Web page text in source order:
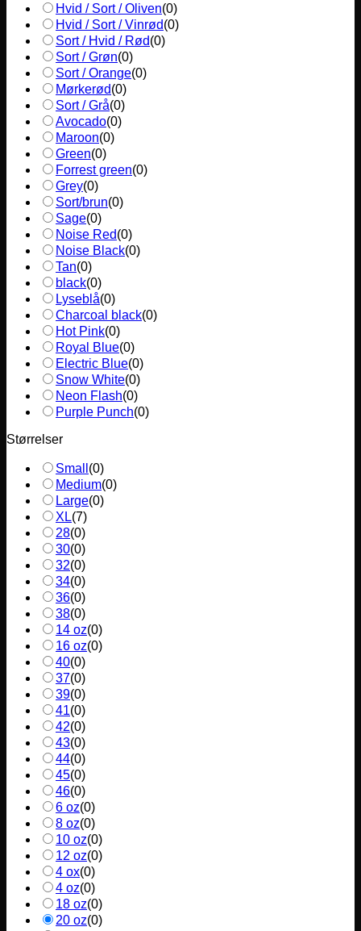
Hvid / Sort / Oliven(0)
Hvid / Sort / Vinrød(0)
Sort / Hvid / Rød(0)
Sort / Grøn(0)
Sort / Orange(0)
Mørkerød(0)
Sort / Grå(0)
Avocado(0)
Maroon(0)
Green(0)
Forrest green(0)
Grey(0)
Sort/brun(0)
Sage(0)
Noise Red(0)
Noise Black(0)
Tan(0)
black(0)
Lyseblå(0)
Charcoal black(0)
Hot Pink(0)
Royal Blue(0)
Electric Blue(0)
Snow White(0)
Neon Flash(0)
Purple Punch(0)
Størrelser
Small (0)
Medium(0)
Large(0)
XL(7)
28(0)
30(0)
32(0)
34(0)
36(0)
38(0)
14 oz(0)
16 oz(0)
40(0)
37(0)
39(0)
41(0)
42(0)
43(0)
44(0)
45(0)
46(0)
6 oz(0)
8 oz(0)
10 oz(0)
12 oz(0)
4 ox(0)
4 oz(0)
18 oz(0)
20 oz(0)